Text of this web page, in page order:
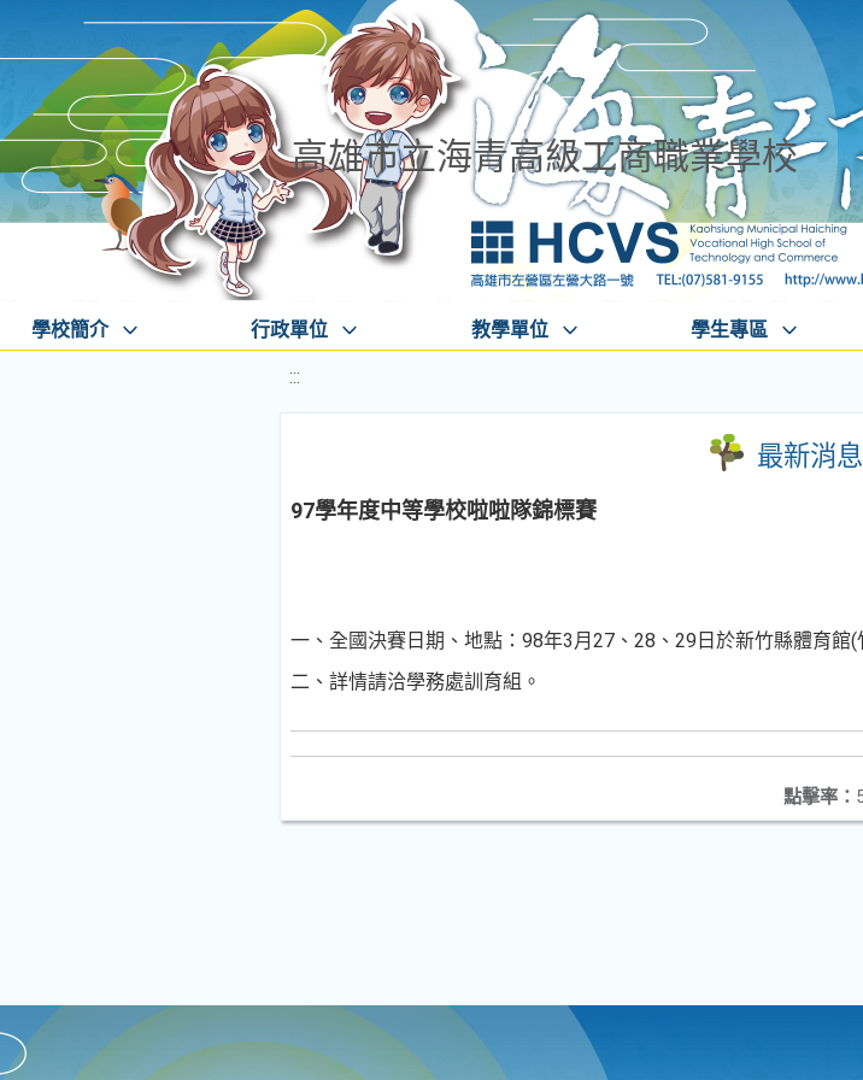
高雄市立海青高級工商職業學校
學校簡介 行政單位 教學單位 學生專區
:::
最新消息
97學年度中等學校啦啦隊錦標賽
一、全國決賽日期、地點：98年3月27、28、29日於新竹縣體育館
二、詳情請洽學務處訓育組。
點擊率：